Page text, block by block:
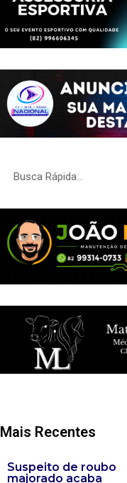
Mais Recentes
Suspeito de roubo
majorado acaba